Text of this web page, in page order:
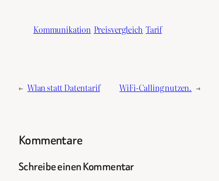
Kommunikation Preisvergleich Tarif
← Wlan statt Datentarif WiFi-Calling nutzen. →
Kommentare
Schreibe einen Kommentar